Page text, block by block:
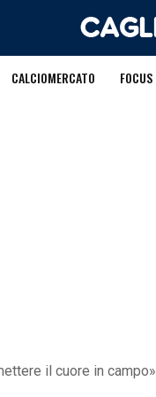
CALCIOMERCATO FOCUS
il cuore in campo»